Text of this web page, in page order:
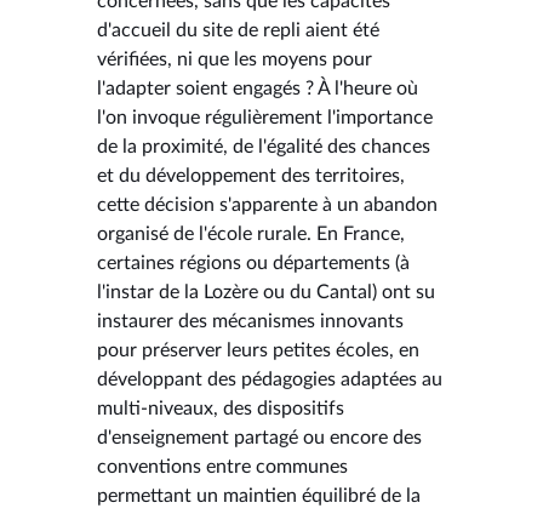
d'accueil du site de repli aient été
vérifiées, ni que les moyens pour
l'adapter soient engagés ? À l'heure où
l'on invoque régulièrement l'importance
de la proximité, de l'égalité des chances
et du développement des territoires,
cette décision s'apparente à un abandon
organisé de l'école rurale. En France,
certaines régions ou départements (à
l'instar de la Lozère ou du Cantal) ont su
instaurer des mécanismes innovants
pour préserver leurs petites écoles, en
développant des pédagogies adaptées au
multi-niveaux, des dispositifs
d'enseignement partagé ou encore des
conventions entre communes
permettant un maintien équilibré de la